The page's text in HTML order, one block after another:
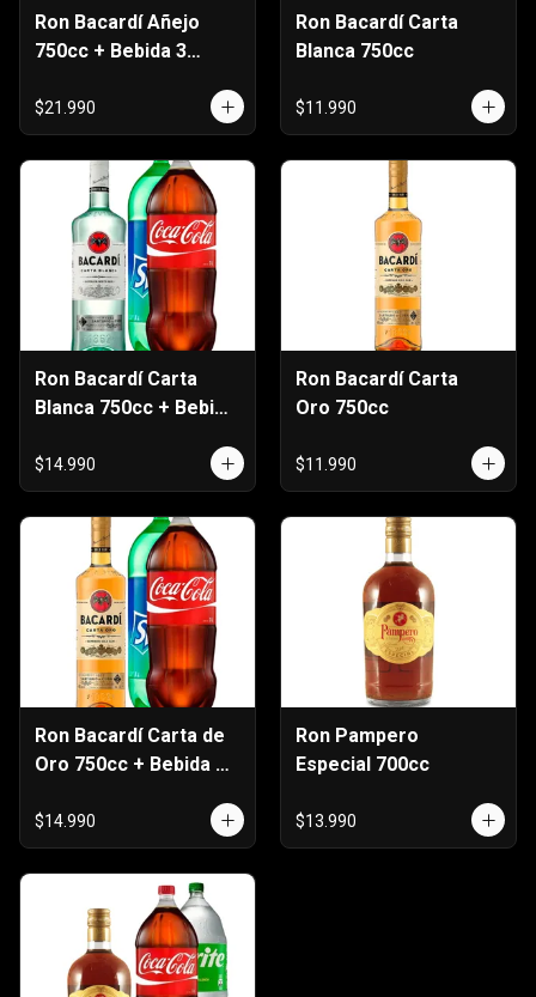
Ron Bacardí Añejo
750cc + Bebida 3
Cerveza 470cc
$21.990
Ron Bacardí Carta
Blanca 750cc
$11.990
Ron Bacardí Carta
Blanca 750cc + Bebida
$14.990
Ron Bacardí Carta
Oro 750cc
$11.990
Ron Bacardí Carta de
Oro 750cc + Bebida 3
$14.990
Ron Pampero
Especial 700cc
$13.990